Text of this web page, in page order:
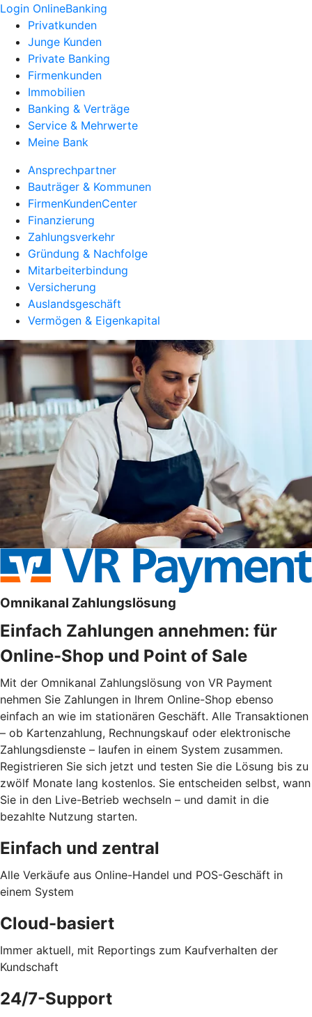
Login OnlineBanking
Privatkunden
Junge Kunden
Private Banking
Firmenkunden
Immobilien
Banking & Verträge
Service & Mehrwerte
Meine Bank
Ansprechpartner
Bauträger & Kommunen
FirmenKundenCenter
Finanzierung
Zahlungsverkehr
Gründung & Nachfolge
Mitarbeiterbindung
Versicherung
Auslandsgeschäft
Vermögen & Eigenkapital
Omnikanal Zahlungslösung
Einfach Zahlungen annehmen: für
Online-Shop und Point of Sale
Mit der Omnikanal Zahlungslösung von VR Payment
nehmen Sie Zahlungen in Ihrem Online-Shop ebenso
einfach an wie im stationären Geschäft. Alle Transaktionen
– ob Kartenzahlung, Rechnungskauf oder elektronische
Zahlungsdienste – laufen in einem System zusammen.
Registrieren Sie sich jetzt und testen Sie die Lösung bis zu
zwölf Monate lang kostenlos. Sie entscheiden selbst, wann
Sie in den Live-Betrieb wechseln – und damit in die
bezahlte Nutzung starten.
Einfach und zentral
Alle Verkäufe aus Online-Handel und POS-Geschäft in
einem System
Cloud-basiert
Immer aktuell, mit Reportings zum Kaufverhalten der
Kundschaft
24/7-Support